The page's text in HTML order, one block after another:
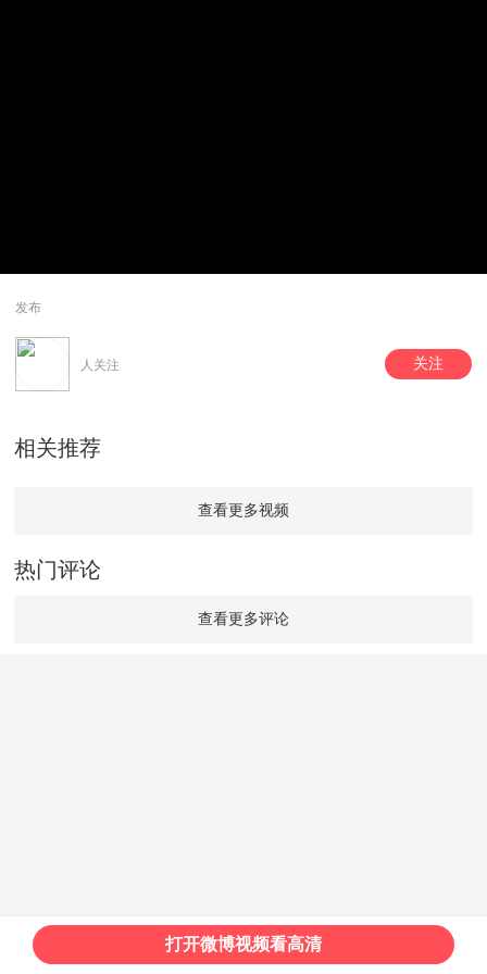
发布
人关注 关注
相关推荐
查看更多视频
热门评论
查看更多评论
打开微博视频看高清